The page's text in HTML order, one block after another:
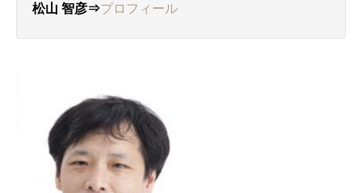
松山 智彦⇒プロフィール